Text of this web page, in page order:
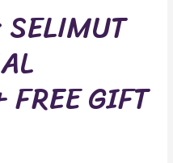
GIFT